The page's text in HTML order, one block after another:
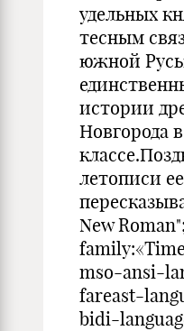
удельных
тесным
южной
истории
Новгорода
летописи
New
mso-ansi-
fareast-
bidi-